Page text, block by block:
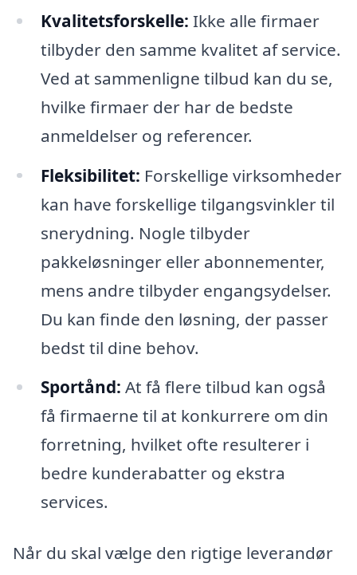
Kvalitetsforskelle: Ikke alle firmaer
tilbyder den samme kvalitet af service.
Ved at sammenligne tilbud kan du se,
hvilke firmaer der har de bedste
anmeldelser og referencer.
Fleksibilitet: Forskellige virksomheder
kan have forskellige tilgangsvinkler til
snerydning. Nogle tilbyder
pakkeløsninger eller abonnementer,
mens andre tilbyder engangsydelser.
Du kan finde den løsning, der passer
bedst til dine behov.
Sportånd: At få flere tilbud kan også
få firmaerne til at konkurrere om din
forretning, hvilket ofte resulterer i
bedre kunderabatter og ekstra
services.
Når du skal vælge den rigtige leverandør